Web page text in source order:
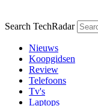
Search TechRadar
Nieuws
Koopgidsen
Review
Telefoons
Tv's
Laptops